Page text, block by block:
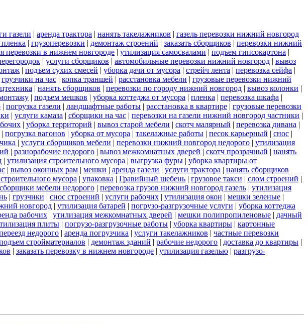
газели | аренда трактора | нанять такелажников | газель перевозки нижний новгород
| грузоперевозки | демонтаж строений | заказать сборщиков | перевозки нижний
перевозки в нижнем новгороде | утилизация самосвалами | подъем гипсокартона |
| услуги сборщиков | автомобильные перевозки нижний новгород | вывоз
| подъем сухих смесей | уборка дачи от мусора | стрейч лента | перевозка сейфа |
грузчики на час | копка траншей | расстановка мебели | грузовые перевозки нижний
| нанять сборщиков | перевозки по городу нижний новгород | вывоз колонки |
| подъем мешков | уборка коттеджа от мусора | пленка | перевозка шкафа |
| погрузка газели | ландшафтные работы | расстановка в квартире | грузовые перевозки
| услуги камаза | сборщики на час | перевозки на газели нижний новгород частники |
| уборка территорий | вывоз старой мебели | скотч малярный | перевозка дивана |
| погрузка вагонов | уборка от мусора | такелажные работы | песок карьерный | снос |
| услуги сборщиков мебели | перевозки нижний новгород недорого | утилизация
| разнорабочие недорого | вывоз межкомнатных дверей | скотч прозрачный | нанять
| утилизация строительного мусора | выгрузка фуры | уборка квартиры от
| вывоз оконных рам | мешки | аренда газели | услуги трактора | нанять сборщиков
мусора | упаковка | Гравийный щебень | грузовое такси | слом строений |
сборщики мебели недорого | перевозка грузов нижний новгород газель | утилизация
| грузчики | снос строений | услуги рабочих | утилизация окон | мешки зеленые |
новгород | утилизация батарей | погрузо-разгрузочные услуги | уборка коттеджа
рабочих | утилизация межкомнатных дверей | мешки полипропиленовые | дачный
плиты | погрузо-разгрузочные работы | уборка квартиры | картонные
недорого | аренда погрузчика | услуги такелажников | частные перевозки
стройматериалов | демонтаж зданий | рабочие недорого | доставка до квартиры |
| заказать перевозку в нижнем новгороде | утилизация газелью | разгрузо-